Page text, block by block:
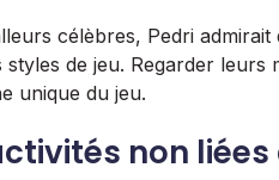
célèbres, Pedri
styles de jeu. Regarder
unique du jeu.
non